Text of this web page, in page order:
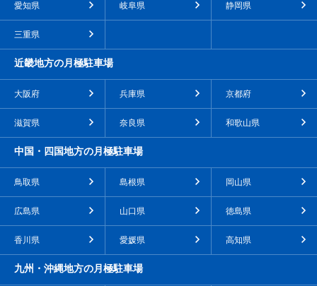
愛知県 岐阜県 静岡県
三重県
近畿地方の月極駐車場
大阪府 兵庫県 京都府
滋賀県 奈良県 和歌山県
中国・四国地方の月極駐車場
鳥取県 島根県 岡山県
広島県 山口県 徳島県
香川県 愛媛県 高知県
九州・沖縄地方の月極駐車場